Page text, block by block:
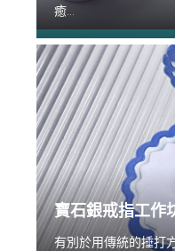
癒...
寶石銀戒指工作
有別於用傳統的捶打